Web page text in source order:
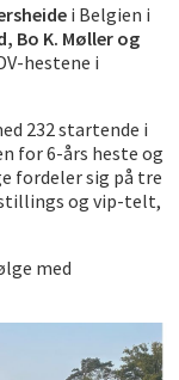
i Belgien i
Bo K. Møller og
hestene i
232 startende i
for 6-års heste og
fordeler sig på tre
og vip-telt,
med